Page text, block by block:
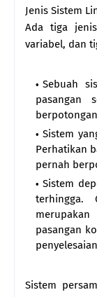
Jenis Sistem
Ada tiga
variabel, dan
Sebuah
pasangan
Sistem
Perhatikan
pernah
Sistem
terhingga.
pasangan
Sistem